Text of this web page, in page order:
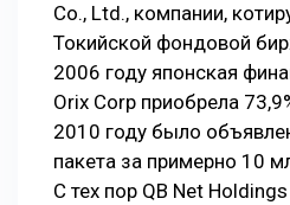
Co., Ltd., компании,
Токийской фондовой
2006 году японская
Orix Corp приобрела
2010 году было
пакета за примерно 10
С тех пор QB Net